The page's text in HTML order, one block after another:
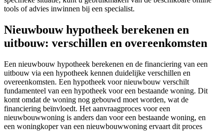
tools of advies inwinnen bij een specialist.
Nieuwbouw hypotheek berekenen en
uitbouw: verschillen en overeenkomsten
Een nieuwbouw hypotheek berekenen en de financiering van een
uitbouw via een hypotheek kennen duidelijke verschillen en
overeenkomsten. Een hypotheek voor nieuwbouw verschilt
fundamenteel van een hypotheek voor een bestaande woning. Dit
komt omdat de woning nog gebouwd moet worden, wat de
financiering beïnvloedt. Het aanvraagproces voor een
nieuwbouwwoning is anders dan voor een bestaande woning, en
een woningkoper van een nieuwbouwwoning ervaart dit proces